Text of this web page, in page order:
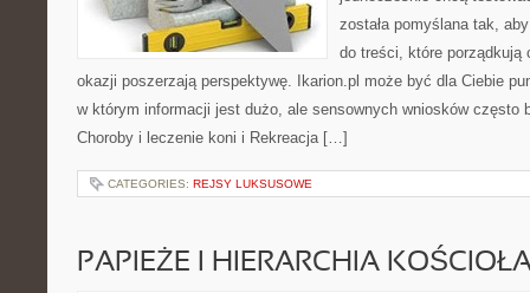
została pomyślana tak,
do treści, które porządkują
okazji poszerzają perspektywę. Ikarion.pl może być dla Ciebie
w którym informacji jest dużo, ale sensownych wniosków często
Choroby i leczenie koni i Rekreacja […]
CATEGORIES: REJSY LUKSUSOWE
PAPIEŻE I HIERARCHIA